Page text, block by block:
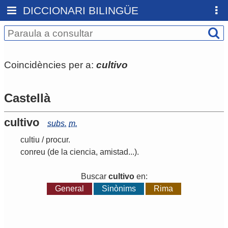
DICCIONARI BILINGÜE
Coincidències per a: cultivo
Castellà
cultivo subs. m.
cultiu / procur.
conreu (de la ciencia, amistad...).
Buscar cultivoen:
General
Sinònims Rima